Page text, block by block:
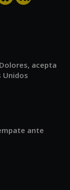
acepta
Unidos
ante